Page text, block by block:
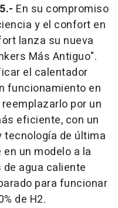
En su compromiso
y el confort en
lanza su nueva
Más Antiguo".
el calentador
funcionamiento en
por un
eficiente, con un
tecnología de última
un modelo a la
agua caliente
para funcionar
de H2.